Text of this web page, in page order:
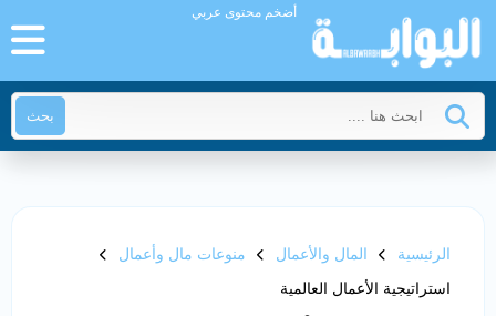
أضخم محتوى عربي
بحث
الرئيسية المال والأعمال
منوعات مال وأعمال
استراتيجية الأعمال العالمية